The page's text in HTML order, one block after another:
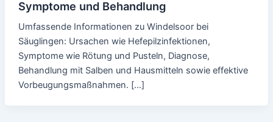
Symptome und Behandlung
Umfassende Informationen zu Windelsoor bei
Säuglingen: Ursachen wie Hefepilzinfektionen,
Symptome wie Rötung und Pusteln, Diagnose,
Behandlung mit Salben und Hausmitteln sowie effektive
Vorbeugungsmaßnahmen. […]